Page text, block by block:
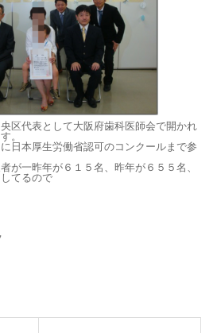
区代表として大阪府歯科医師会で開かれ
。
日本厚生労働省認可のコンクールまで参
が一昨年が６１５名、 昨年が６５５名、
てるので